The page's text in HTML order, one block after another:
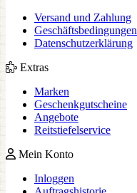
Versand und Zahlung
Geschäftsbedingungen
Datenschutzerklärung
Extras
Marken
Geschenkgutscheine
Angebote
Reitstiefelservice
Mein Konto
Inloggen